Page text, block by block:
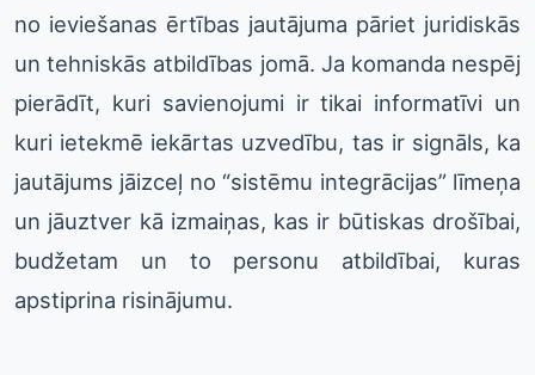
no ieviešanas ērtības jautājuma pāriet juridiskās
un tehniskās atbildības jomā. Ja komanda nespēj
pierādīt, kuri savienojumi ir tikai informatīvi un
kuri ietekmē iekārtas uzvedību, tas ir signāls, ka
jautājums jāizceļ no “sistēmu integrācijas” līmeņa
un jāuztver kā izmaiņas, kas ir būtiskas drošībai,
budžetam un to personu atbildībai, kuras
apstiprina risinājumu.